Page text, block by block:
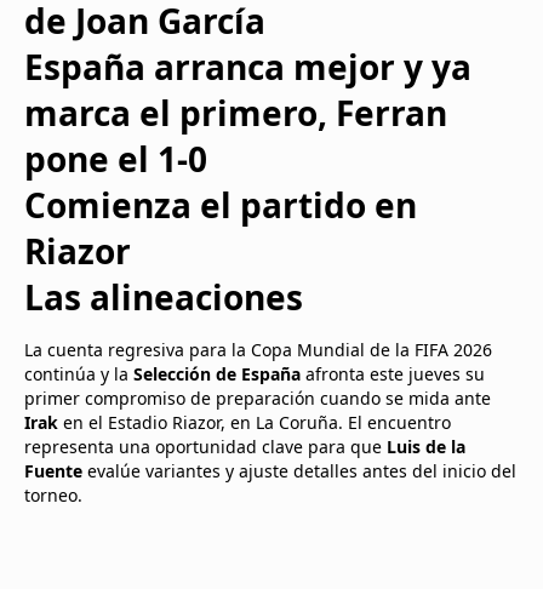
de Joan García
España arranca mejor y ya
marca el primero, Ferran
pone el 1-0
Comienza el partido en
Riazor
Las alineaciones
La cuenta regresiva para la Copa Mundial de la FIFA 2026
continúa y la Selección de España afronta este jueves su
primer compromiso de preparación cuando se mida ante
Irak en el Estadio Riazor, en La Coruña. El encuentro
representa una oportunidad clave para que Luis de la
Fuente evalúe variantes y ajuste detalles antes del inicio del
torneo.